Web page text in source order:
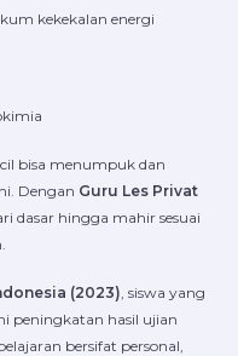
kekekalan energi
bisa menumpuk dan
Dengan Guru Les Privat
dasar hingga mahir sesuai
(2023) , siswa yang
peningkatan hasil ujian
bersifat personal,